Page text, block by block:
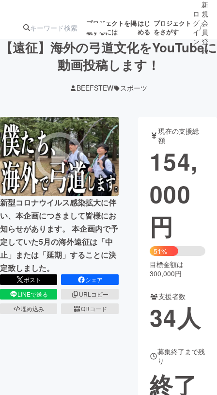
プロジェクトを掲
載するには
はじ
める
プロジェクト
をさがす
ジェクト
ロジェクト
アート・写真 音楽
テクノロジー・ガジェット ゲーム・サ
映像・映画
ビジネス・起業
まちづくり・地域活性化
CAMPFIRE for Social Good
CAMPFIRE Creation
CAMPFIREふるさと納税
コミュニティ
ロ
グ
イ
ン
/
新
規
会
員
登
録
【遠征】海外の弓道文化をYouTubeに
動画投稿します！
BEEFSTEW スポーツ
新型コロナウイルス感染拡大に伴
い、本企画につきまして皆様にお
知らせがあります。 本企画内で予
定していた5月の海外遠征は「中
止」または「延期」することに決
定致しました。
ポスト
シェア
LINEで送る
URLコピー
埋め込み
QRコード
現在の支援総
額
154,
000
円
51%
目標金額は
300,000円
支援者数
34人
募集終了まで残
り
終了